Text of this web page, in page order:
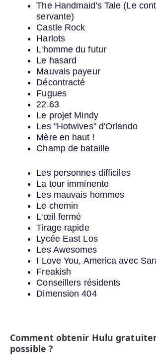
The Handmaid's Tale (Le
servante)
Castle Rock
Harlots
L'homme du futur
Le hasard
Mauvais payeur
Décontracté
Fugues
22.63
Le projet Mindy
Les "Hotwives" d'Orlando
Mère en haut !
Champ de bataille
Les personnes difficiles
La tour imminente
Les mauvais hommes
Le chemin
L'œil fermé
Tirage rapide
Lycée East Los
Les Awesomes
I Love You, America avec
Freakish
Conseillers résidents
Dimension 404
Comment obtenir Hulu
possible ?